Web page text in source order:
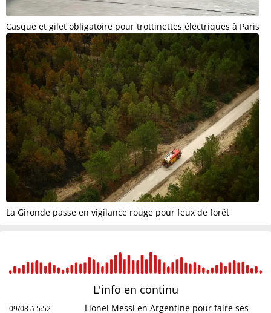
Casque et gilet obligatoire pour trottinettes électriques à Paris
La Gironde passe en vigilance rouge pour feux de forêt
L'info en continu
09/08 à 5:52 Lionel Messi en Argentine pour faire ses